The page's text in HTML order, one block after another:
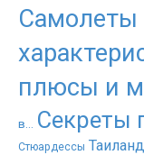
Самолеты
плюсы и
в... Секреты
Стюардессы Таиланд